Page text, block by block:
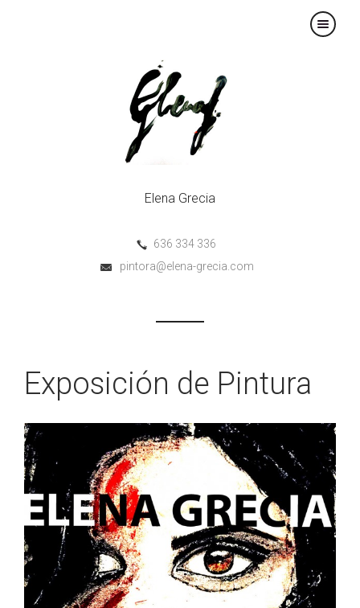
×
Elena Grecia
636 334 336
pintora@elena-grecia.com
Exposición de Pintura